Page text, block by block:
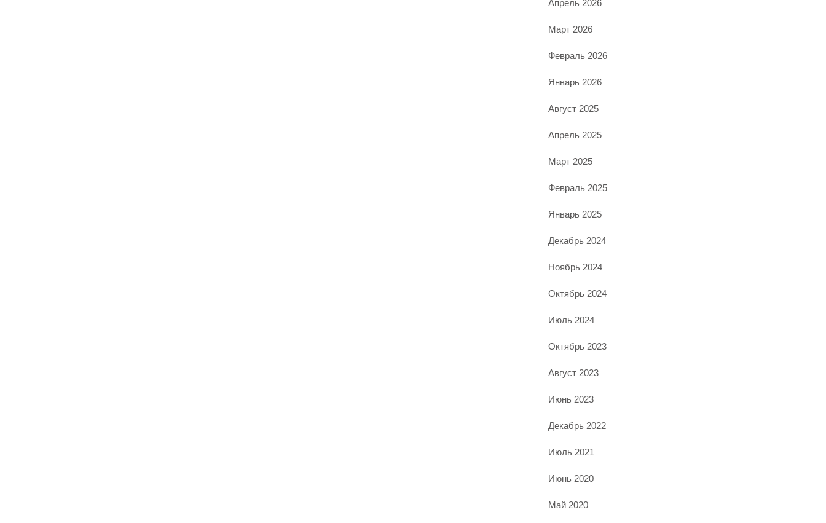
Апрель 2026
Март 2026
Февраль 2026
Январь 2026
Август 2025
Апрель 2025
Март 2025
Февраль 2025
Январь 2025
Декабрь 2024
Ноябрь 2024
Октябрь 2024
Июль 2024
Октябрь 2023
Август 2023
Июнь 2023
Декабрь 2022
Июль 2021
Июнь 2020
Май 2020